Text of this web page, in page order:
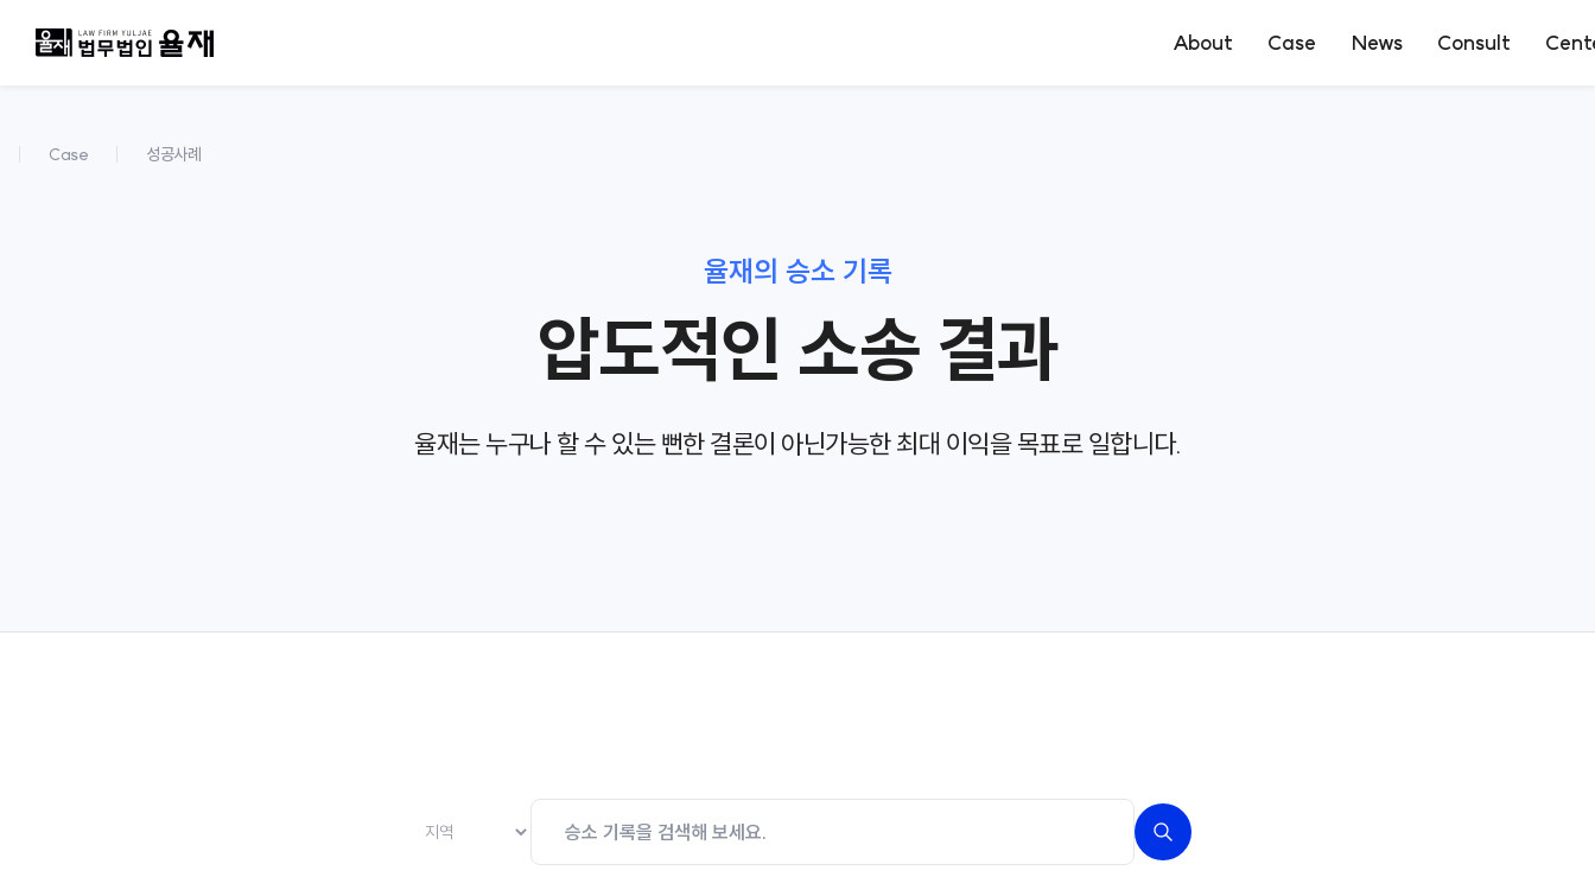
About Case News Consult
율재의 승소 기록
압도적인 소송 결과
율재는 누구나 할 수 있는 뻔한 결론이 아닌가능한 최대 이익을 목표로 일합니다.
Case 성공사례